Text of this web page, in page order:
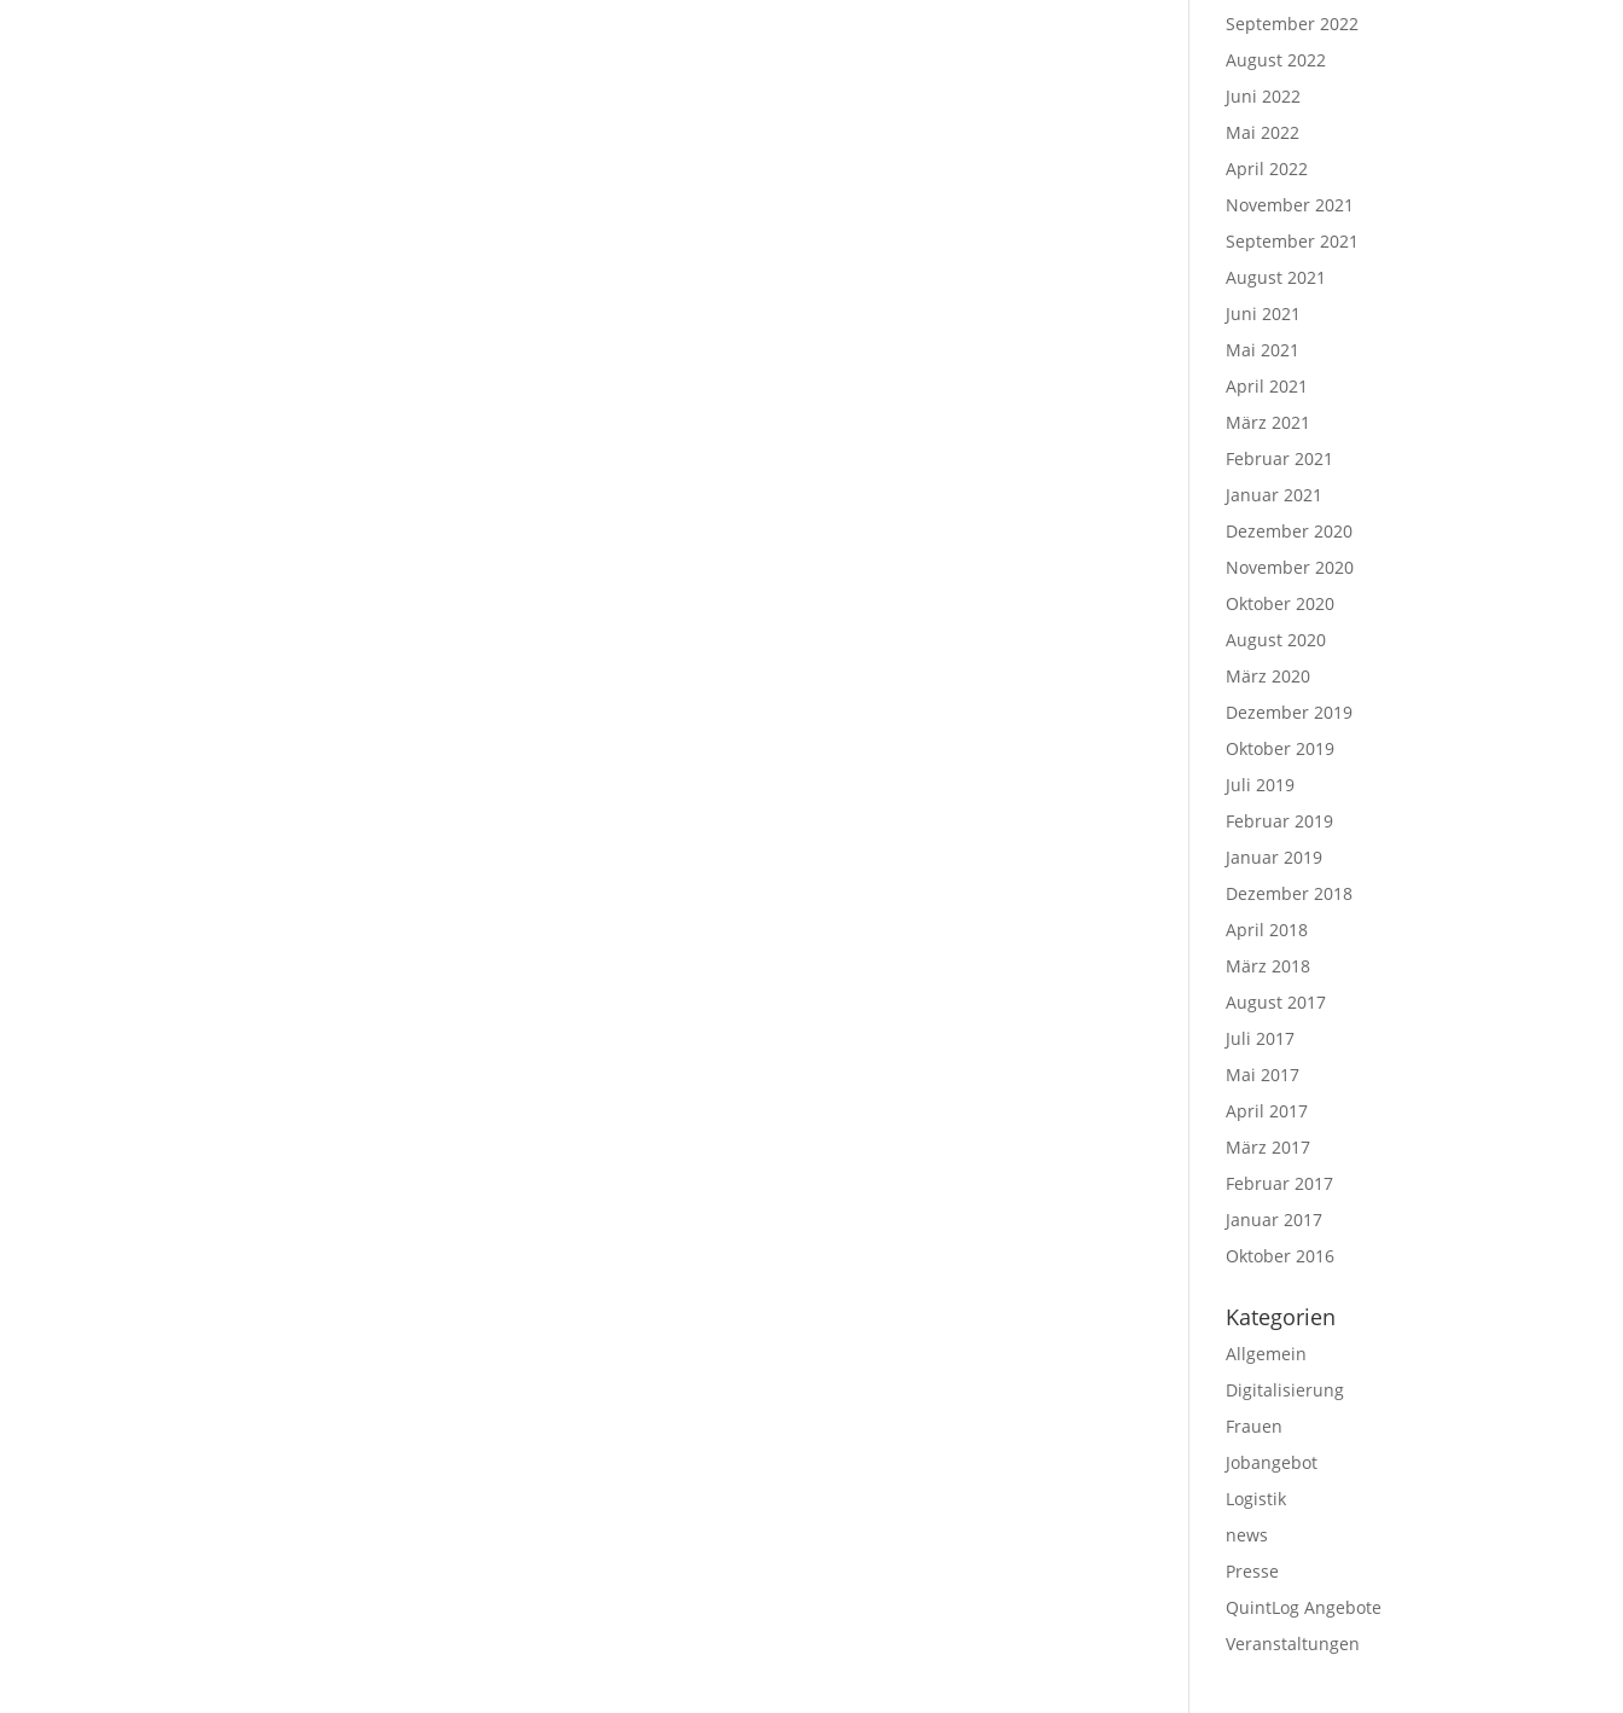
September 2022
August 2022
Juni 2022
Mai 2022
April 2022
November 2021
September 2021
August 2021
Juni 2021
Mai 2021
April 2021
März 2021
Februar 2021
Januar 2021
Dezember 2020
November 2020
Oktober 2020
August 2020
März 2020
Dezember 2019
Oktober 2019
Juli 2019
Februar 2019
Januar 2019
Dezember 2018
April 2018
März 2018
August 2017
Juli 2017
Mai 2017
April 2017
März 2017
Februar 2017
Januar 2017
Oktober 2016
Kategorien
Allgemein
Digitalisierung
Frauen
Jobangebot
Logistik
news
Presse
QuintLog Angebote
Veranstaltungen